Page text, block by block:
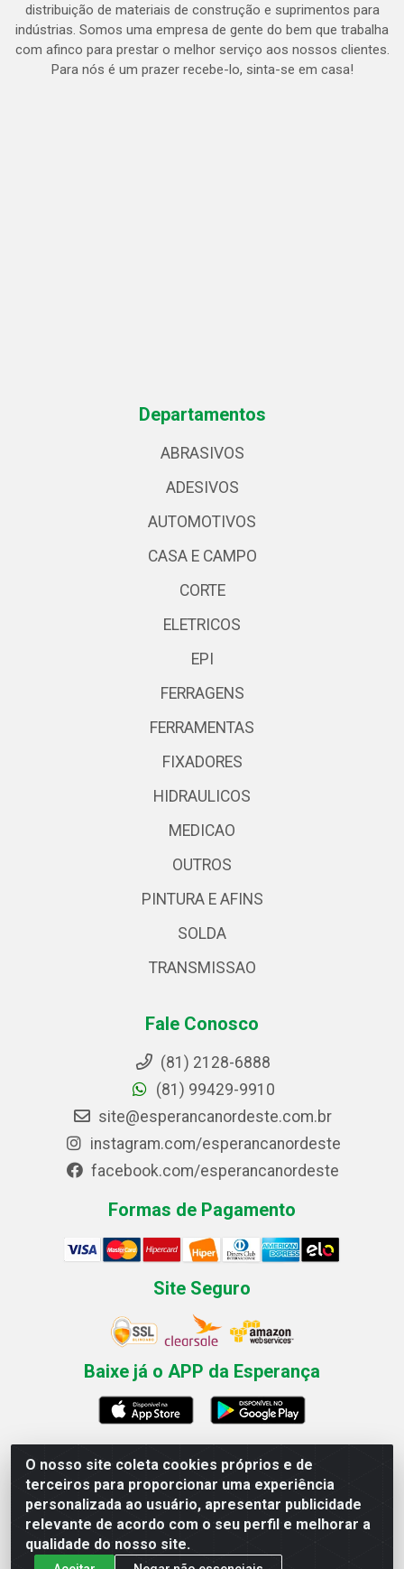
O nosso site coleta cookies próprios e de
terceiros para proporcionar uma experiência
personalizada ao usuário, apresentar publicidade
relevante de acordo com o seu perfil e melhorar a
qualidade do nosso site.
distribuição de materiais de construção e suprimentos para
indústrias. Somos uma empresa de gente do bem que trabalha
com afinco para prestar o melhor serviço aos nossos clientes.
Para nós é um prazer recebe-lo, sinta-se em casa!
Departamentos
ABRASIVOS
ADESIVOS
AUTOMOTIVOS
CASA E CAMPO
CORTE
ELETRICOS
EPI
FERRAGENS
FERRAMENTAS
FIXADORES
HIDRAULICOS
MEDICAO
OUTROS
PINTURA E AFINS
SOLDA
TRANSMISSAO
Fale Conosco
(81) 2128-6888
(81) 99429-9910
site@esperancanordeste.com.br
instagram.com/esperancanordeste
facebook.com/esperancanordeste
Formas de Pagamento
Site Seguro
Baixe já o APP da Esperança
Esperança Nordeste - Rua Professor Caldas Filho, 291 -
Estância - Recife / PE CEP: 50771-335 - CNPJ
03.666.136/0001-23